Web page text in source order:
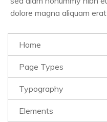
dolore magna aliquam
Home
Page Types
Typography
Elements